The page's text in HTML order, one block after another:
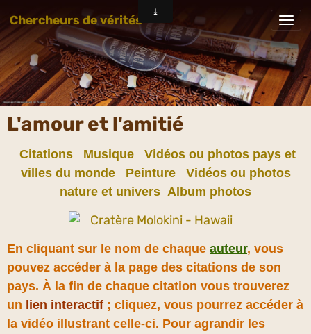
Chercheurs de vérités
L'amour et l'amitié
Citations Musique
Vidéos ou photos pays et
villes du monde
Peinture
Vidéos ou photos
nature et univers Album photos
En cliquant sur le nom de chaque auteur, vous
pouvez accéder à la page des citations de son
pays. À la fin de chaque citation vous trouverez
un lien interactif ; cliquez, vous pourrez accéder à
la vidéo illustrant celle-ci. Pour agrandir les